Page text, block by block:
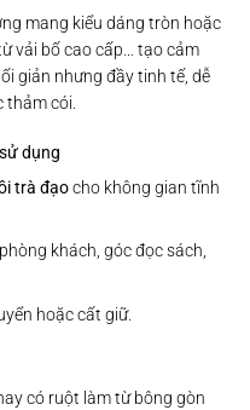
mang kiểu dáng tròn hoặc
vải bố cao cấp… tạo cảm
giản nhưng đầy tinh tế, dễ
cói.
dụng
trà đạocho không gian tĩnh
khách, góc đọc sách,
hoặc cất giữ.
có ruột làm từ bông gòn